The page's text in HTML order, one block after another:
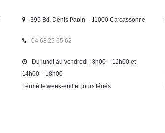
395 Bd. Denis Papin – 11000 Carcassonne
04 68 25 65 62
Du lundi au vendredi : 8h00 – 12h00 et
14h00 – 18h00
Fermé le week-end et jours fériés